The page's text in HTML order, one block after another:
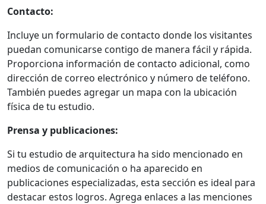
Contacto:
Incluye un formulario de contacto donde los visitantes
puedan comunicarse contigo de manera fácil y rápida.
Proporciona información de contacto adicional, como
dirección de correo electrónico y número de teléfono.
También puedes agregar un mapa con la ubicación
física de tu estudio.
Prensa y publicaciones:
Si tu estudio de arquitectura ha sido mencionado en
medios de comunicación o ha aparecido en
publicaciones especializadas, esta sección es ideal para
destacar estos logros. Agrega enlaces a las menciones